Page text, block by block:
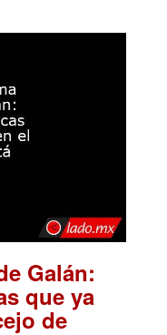
Galán:
que ya
de